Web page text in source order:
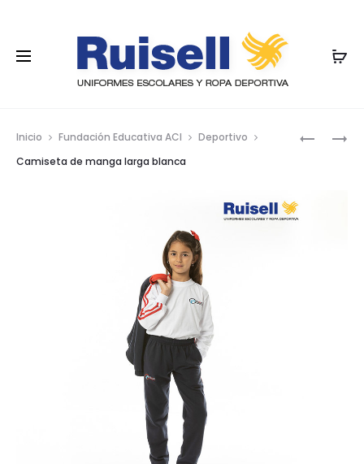
los
Inicio Fundación Educativa ACI
Deportivo
Camiseta de manga larga blanca